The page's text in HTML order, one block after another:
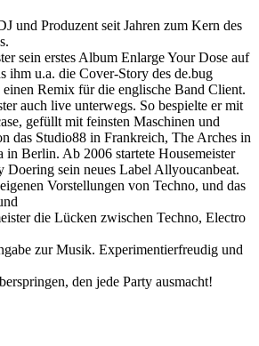
und Produzent seit Jahren zum Kern des
sein erstes Album Enlarge Your Dose auf
ihm u.a. die Cover-Story des de.bug
Remix für die englische Band Client.
auch live unterwegs. So bespielte er mit
gefüllt mit feinsten Maschinen und
das Studio88 in Frankreich, The Arches in
in Berlin. Ab 2006 startete Housemeister
Doering sein neues Label Allyoucanbeat.
Vorstellungen von Techno, und das
die Lücken zwischen Techno, Electro
zur Musik. Experimentierfreudig und
den jede Party ausmacht!